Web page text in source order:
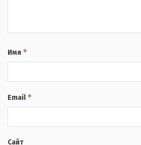
Имя *
Email*
Сайт